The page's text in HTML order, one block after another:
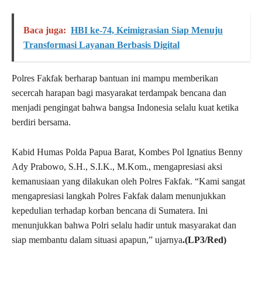
Baca juga: HBI ke-74, Keimigrasian Siap Menuju
Transformasi Layanan Berbasis Digital
Polres Fakfak berharap bantuan ini mampu memberikan
secercah harapan bagi masyarakat terdampak bencana dan
menjadi pengingat bahwa bangsa Indonesia selalu kuat ketika
berdiri bersama.
Kabid Humas Polda Papua Barat, Kombes Pol Ignatius Benny
Ady Prabowo, S.H., S.I.K., M.Kom., mengapresiasi aksi
kemanusiaan yang dilakukan oleh Polres Fakfak. “Kami sangat
mengapresiasi langkah Polres Fakfak dalam menunjukkan
kepedulian terhadap korban bencana di Sumatera. Ini
menunjukkan bahwa Polri selalu hadir untuk masyarakat dan
siap membantu dalam situasi apapun,” ujarnya.(LP3/Red)